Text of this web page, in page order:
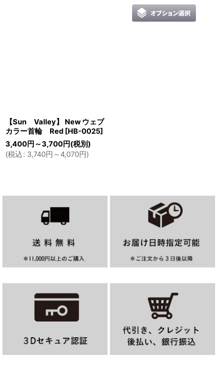
【Sun Valley】 New ウェブ
カラー首輪 Red [HB-0025]
3,400円 ～3,700円(税別)
(税込: 3,740円 ～4,070円 )